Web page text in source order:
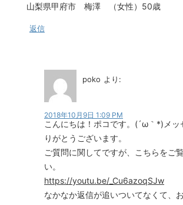
山梨県甲府市 梅澤 （女性）50歳
返信
poko より:
2018年10月9日 1:09 PM
こんにちは！ポコです。(´ω｀*)メッ
りがとうございます。
ご質問に関してですが、こちらをご
い。
https://youtu.be/_Cu6azoqSJw
なかなか返信が追いついてなくて、